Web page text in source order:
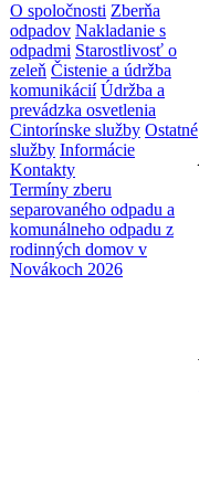
O spoločnosti Zberňa
odpadov Nakladanie s
odpadmi Starostlivosť o
zeleň Čistenie a údržba
komunikácií Údržba a
prevádzka osvetlenia
Cintorínske služby Ostatné
služby Informácie
Kontakty
Termíny zberu
separovaného odpadu a
komunálneho odpadu z
rodinných domov v
Novákoch 2026